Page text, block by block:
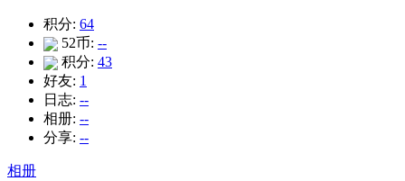
积分: 64
52币: --
积分: 43
好友: 1
日志: --
相册: --
分享: --
相册